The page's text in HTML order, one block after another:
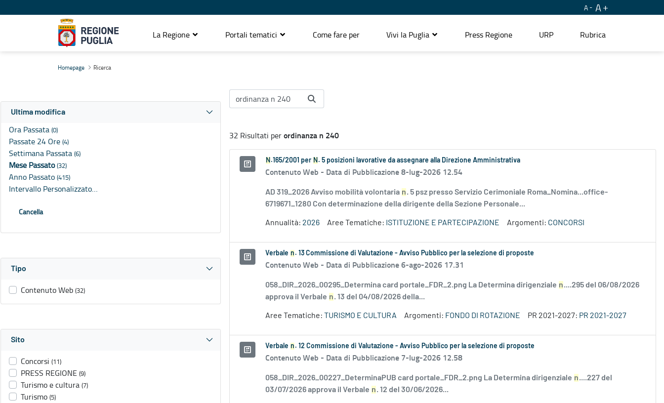
A A
La Regione Portali tematici Come fare per Vivi la Puglia Press Regione URP Rubrica
Homepage Ricerca
Ultima modifica
Ora Passata (0)
Passate 24 Ore (4)
Settimana Passata (6)
Mese Passato(32)
Anno Passato (415)
Intervallo Personalizzato…
Cancella
Tipo
Contenuto Web (32)
Sito
Concorsi (11)
PRESS REGIONE (9)
Turismo e cultura (7)
Turismo (5)
32 Risultati perordinanza n 240
N .165/2001 per N . 5 posizioni lavorative da assegnare alla Direzione Amministrativa
Contenuto Web - Data di Pubblicazione 8-lug-2026 12.54
AD 319_2026 Avviso mobilità volontaria n. 5 psz presso Servizio Cerimoniale Roma_Nomina...office-
6719671_1280 Con determinazione della dirigente della Sezione Personale...
Annualità: 2026 Aree Tematiche: ISTITUZIONE E PARTECIPAZIONE Argomenti: CONCORSI
Verbale n . 13 Commissione di Valutazione - Avviso Pubblico per la selezione di proposte
Contenuto Web - Data di Pubblicazione 6-ago-2026 17.31
058_DIR_2026_00295_Determina card portale_FDR_2.png La Determina dirigenziale n....295 del 06/08/2026
approva il Verbale n. 13 del 04/08/2026 della...
Aree Tematiche: TURISMO E CULTURA Argomenti: FONDO DI ROTAZIONE PR 2021-2027: PR 2021-2027
Verbale n . 12 Commissione di Valutazione - Avviso Pubblico per la selezione di proposte
Contenuto Web - Data di Pubblicazione 7-lug-2026 12.58
058_DIR_2026_00227_DeterminaPUB card portale_FDR_2.png La Determina dirigenziale n....227 del
03/07/2026 approva il Verbale n. 12 del 30/06/2026...